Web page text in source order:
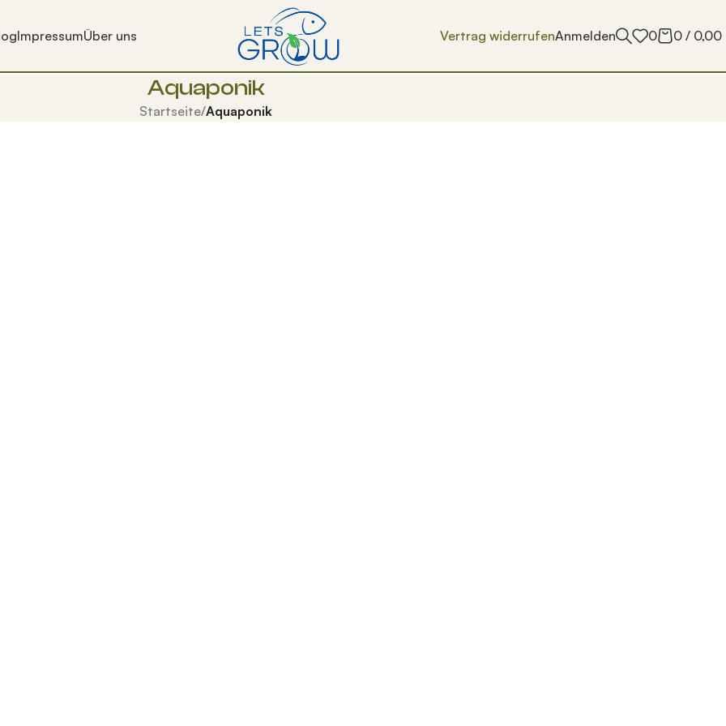
ImpressumÜber uns Vertrag widerrufenAnmelden 0 0 / 0,00
Aquaponik
Startseite/Aquaponik